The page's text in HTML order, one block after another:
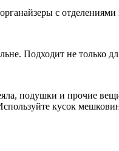
с
Подходит не только
подушки и прочие
кусок